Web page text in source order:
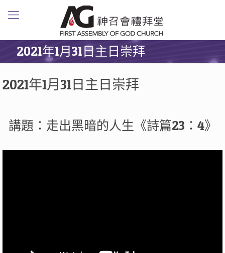
2021年1月31日主日崇拜
2021年1月31日主日崇拜
講題：走出黑暗的人生《詩篇23：4》